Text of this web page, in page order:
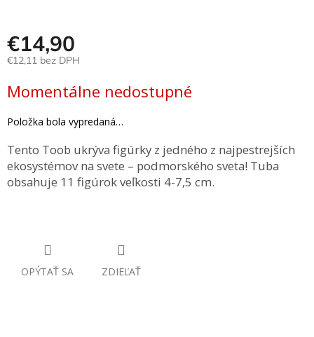
Prihlásenie
€14,90
€12,11 bez DPH
cena:
Momentálne nedostupné
Položka bola vypredaná…
Tento Toob ukrýva figúrky z jedného z najpestrejších
ekosystémov na svete – podmorského sveta! Tuba
obsahuje 11 figúrok veľkosti 4-7,5 cm.
OPÝTAŤ SA ZDIEĽAŤ